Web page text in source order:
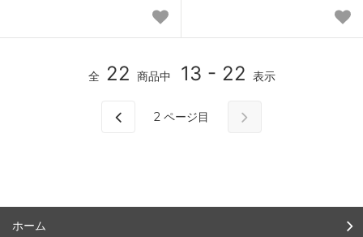
全 22 商品中 13 - 22 表示
2 ページ目
ホーム